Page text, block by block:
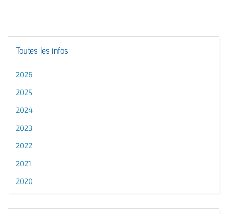
Toutes les infos
2026
2025
2024
2023
2022
2021
2020